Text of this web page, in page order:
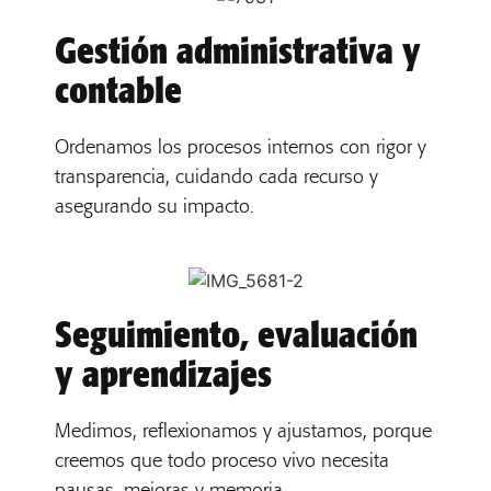
Gestión administrativa y
contable
Ordenamos los procesos internos con rigor y
transparencia, cuidando cada recurso y
asegurando su impacto.
Seguimiento, evaluación
y aprendizajes
Medimos, reflexionamos y ajustamos, porque
creemos que todo proceso vivo necesita